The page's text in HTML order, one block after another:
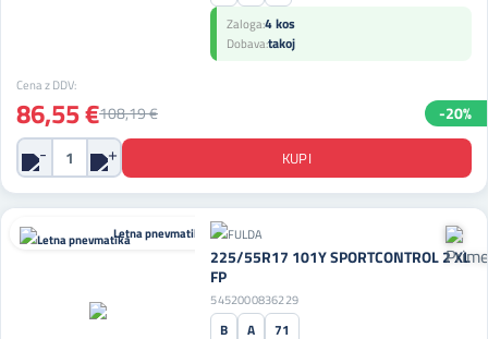
Zaloga:4 kos
Dobava:takoj
Cena z DDV:
86,55 €108,19 € -20%
Letna pnevmatika
225/55R17 101Y SPORTCONTROL 2 XL
FP
5452000836229
B A
71